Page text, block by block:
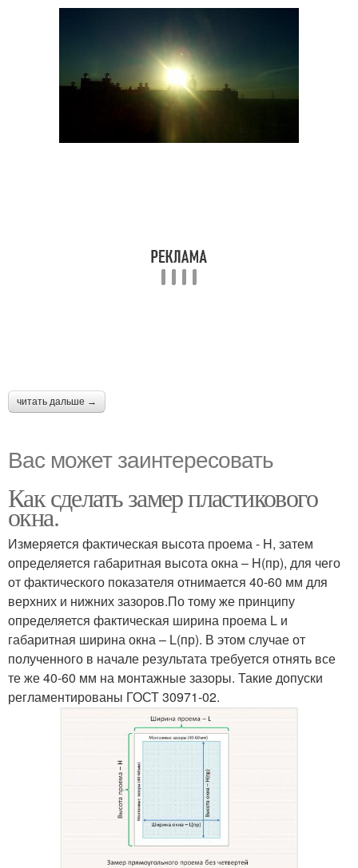
читать дальше →
Вас может заинтересовать
Как сделать замер пластикового
окна.
Измеряется фактическая высота проема - H, затем
определяется габаритная высота окна – H(пр), для чего
от фактического показателя отнимается 40-60 мм для
верхних и нижних зазоров.По тому же принципу
определяется фактическая ширина проема L и
габаритная ширина окна – L(пр). В этом случае от
полученного в начале результата требуется отнять все
те же 40-60 мм на монтажные зазоры. Такие допуски
регламентированы ГОСТ 30971-02.